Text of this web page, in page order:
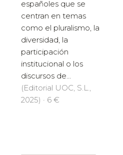
españoles que se
centran en temas
como el pluralismo, la
diversidad, la
participación
institucional o los
discursos de...
(Editorial UOC, S.L.,
2025) · 6 €